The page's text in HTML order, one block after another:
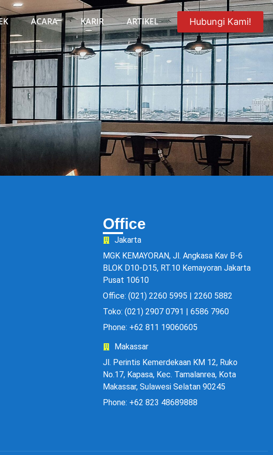
ACARA KARIR ARTIKEL Hubungi Kami!
Office
Jakarta
MGK KEMAYORAN, Jl. Angkasa Kav B-6
BLOK D10-D15, RT.10 Kemayoran Jakarta
Pusat 10610
Office: (021) 2260 5995 | 2260 5882
Toko: (021) 2907 0791 | 6586 7960
Phone: +62 811 19060605
Makassar
Jl. Perintis Kemerdekaan KM 12, Ruko
No.17, Kapasa, Kec. Tamalanrea, Kota
Makassar, Sulawesi Selatan 90245
Phone: +62 823 48689888